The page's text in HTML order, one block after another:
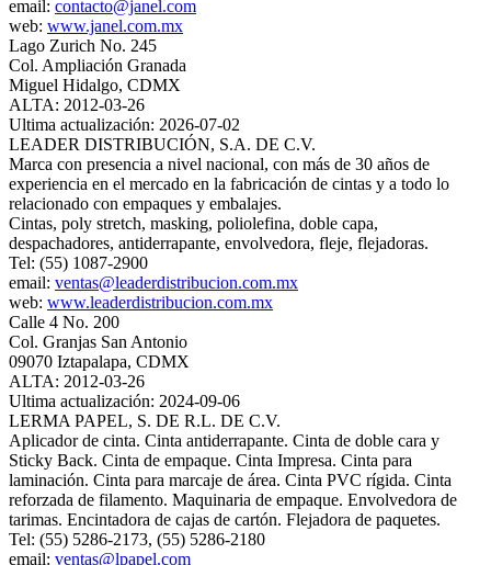
email: contacto@janel.com
web: www.janel.com.mx
Lago Zurich No. 245
Col. Ampliación Granada
Miguel Hidalgo, CDMX
ALTA: 2012-03-26
Ultima actualización: 2026-07-02
LEADER DISTRIBUCIÓN, S.A. DE C.V.
Marca con presencia a nivel nacional, con más de 30 años de
experiencia en el mercado en la fabricación de cintas y a todo lo
relacionado con empaques y embalajes.
Cintas, poly stretch, masking, poliolefina, doble capa,
despachadores, antiderrapante, envolvedora, fleje, flejadoras.
Tel: (55) 1087-2900
email: ventas@leaderdistribucion.com.mx
web: www.leaderdistribucion.com.mx
Calle 4 No. 200
Col. Granjas San Antonio
09070 Iztapalapa, CDMX
ALTA: 2012-03-26
Ultima actualización: 2024-09-06
LERMA PAPEL, S. DE R.L. DE C.V.
Aplicador de cinta. Cinta antiderrapante. Cinta de doble cara y
Sticky Back. Cinta de empaque. Cinta Impresa. Cinta para
laminación. Cinta para marcaje de área. Cinta PVC rígida. Cinta
reforzada de filamento. Maquinaria de empaque. Envolvedora de
tarimas. Encintadora de cajas de cartón. Flejadora de paquetes.
Tel: (55) 5286-2173, (55) 5286-2180
email: ventas@lpapel.com